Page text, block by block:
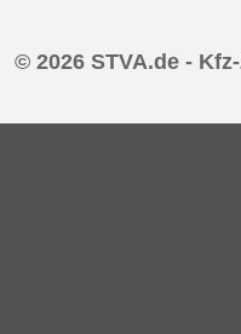
© 2026 STVA.de -